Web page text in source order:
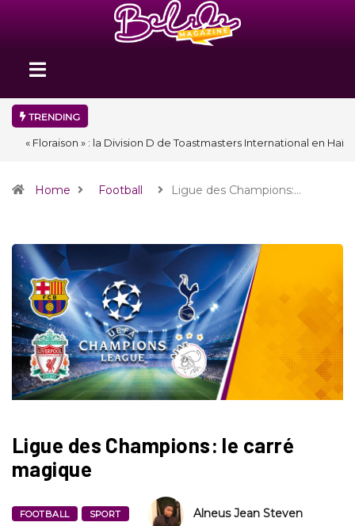
TRENDING
« Floraison » : la Division D de Toastmasters International en Haïti
Home Football Ligue des Champions:…
Ligue des Champions: le carré
magique
FOOTBALL SPORT Alneus Jean Steven